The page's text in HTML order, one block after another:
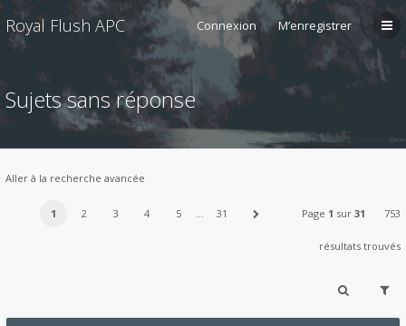
Royal Flush APC Connexion M’enregistrer
Sujets sans réponse
Aller à la recherche avancée
1 2 3 4 5 … 31 Page 1 sur 31 753
résultats trouvés